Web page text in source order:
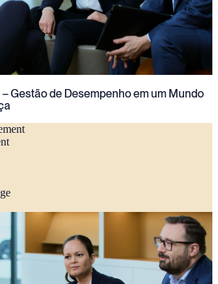
Gestão de Desempenho em um Mundo